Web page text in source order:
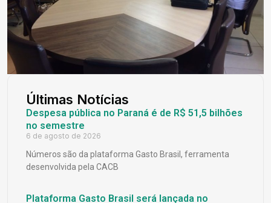
Últimas Notícias
Despesa pública no Paraná é de R$ 51,5 bilhões
no semestre
6 de agosto de 2026
Números são da plataforma Gasto Brasil, ferramenta
desenvolvida pela CACB
Plataforma Gasto Brasil será lançada no